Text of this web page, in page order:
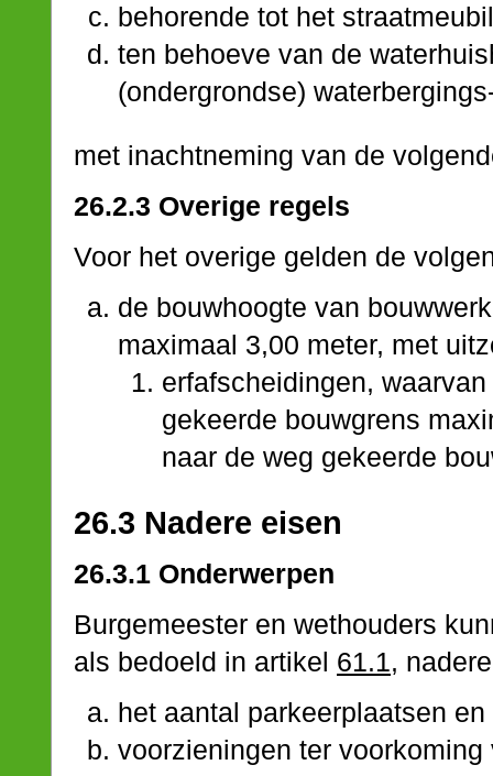
behorende tot het
ten behoeve van de
(ondergrondse)
met inachtneming van de
26.2.3 Overige regels
Voor het overige gelden de
de bouwhoogte van
maximaal 3,00 meter, met
erfafscheidingen,
gekeerde bouwgrens
naar de weg gekeerde
26.3 Nadere eisen
26.3.1 Onderwerpen
Burgemeester en wethouders
als bedoeld in artikel 61.1,
het aantal parkeerplaatsen
voorzieningen ter